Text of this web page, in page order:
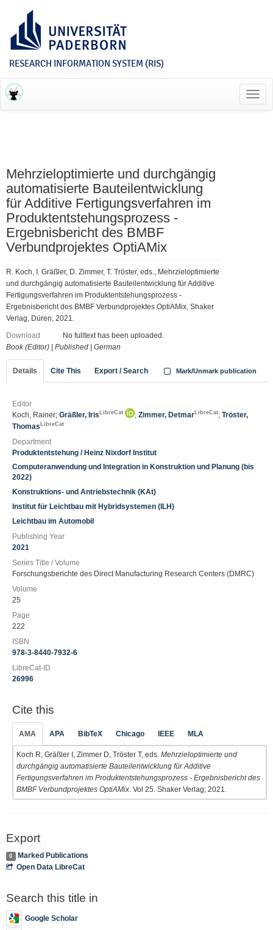
RESEARCH INFORMATION SYSTEM (RIS)
Mehrzieloptimierte und durchgängig
automatisierte Bauteilentwicklung
für Additive Fertigungsverfahren im
Produktentstehungsprozess -
Ergebnisbericht des BMBF
Verbundprojektes OptiAMix
R. Koch, I. Gräßler, D. Zimmer, T. Tröster, eds., Mehrzieloptimierte
und durchgängig automatisierte Bauteilentwicklung für Additive
Fertigungsverfahren im Produktentstehungsprozess -
Ergebnisbericht des BMBF Verbundprojektes OptiAMix, Shaker
Verlag, Düren, 2021.
Download
No fulltext has been uploaded.
Book (Editor)
Published German
Details Cite This Export / Search Mark/Unmark publication
Editor
Koch, Rainer; Gräßler, Iris LibreCat ; Zimmer, Detmar LibreCat; Tröster,
Thomas LibreCat
Department
Produktentstehung / Heinz Nixdorf Institut
Computeranwendung und Integration in Konstruktion und Planung (bis
2022)
Konstruktions- und Antriebstechnik (KAt)
Institut für Leichtbau mit Hybridsystemen (ILH)
Leichtbau im Automobil
Publishing Year
2021
Series Title / Volume
Forschungsberichte des Direct Manufacturing Research Centers (DMRC)
Volume
25
Page
222
ISBN
978-3-8440-7932-6
LibreCat-ID
26996
Cite this
AMA APA BibTeX Chicago IEEE MLA
Koch R, Gräßler I, Zimmer D, Tröster T, eds. Mehrzieloptimierte und
durchgängig automatisierte Bauteilentwicklung für Additive
Fertigungsverfahren im Produktentstehungsprozess - Ergebnisbericht des
BMBF Verbundprojektes OptiAMix . Vol 25. Shaker Verlag; 2021.
Export
0
Marked Publications
Open Data LibreCat
Search this title in
Google Scholar